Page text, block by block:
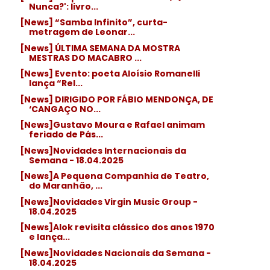
Nunca?': livro...
[News] “Samba Infinito”, curta-
metragem de Leonar...
[News] ÚLTIMA SEMANA DA MOSTRA
MESTRAS DO MACABRO ...
[News] Evento: poeta Aloísio Romanelli
lança “Rel...
[News] DIRIGIDO POR FÁBIO MENDONÇA, DE
‘CANGAÇO NO...
[News]Gustavo Moura e Rafael animam
feriado de Pás...
[News]Novidades Internacionais da
Semana - 18.04.2025
[News]A Pequena Companhia de Teatro,
do Maranhão, ...
[News]Novidades Virgin Music Group -
18.04.2025
[News]Alok revisita clássico dos anos 1970
e lança...
[News]Novidades Nacionais da Semana -
18.04.2025